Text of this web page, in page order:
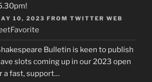
10, 2023 FROM TWITTER WEB
Favorite
Bulletin is keen to publish
slots coming up in our 2023 open
a fast, support…